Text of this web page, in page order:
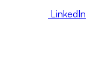
LinkedIn